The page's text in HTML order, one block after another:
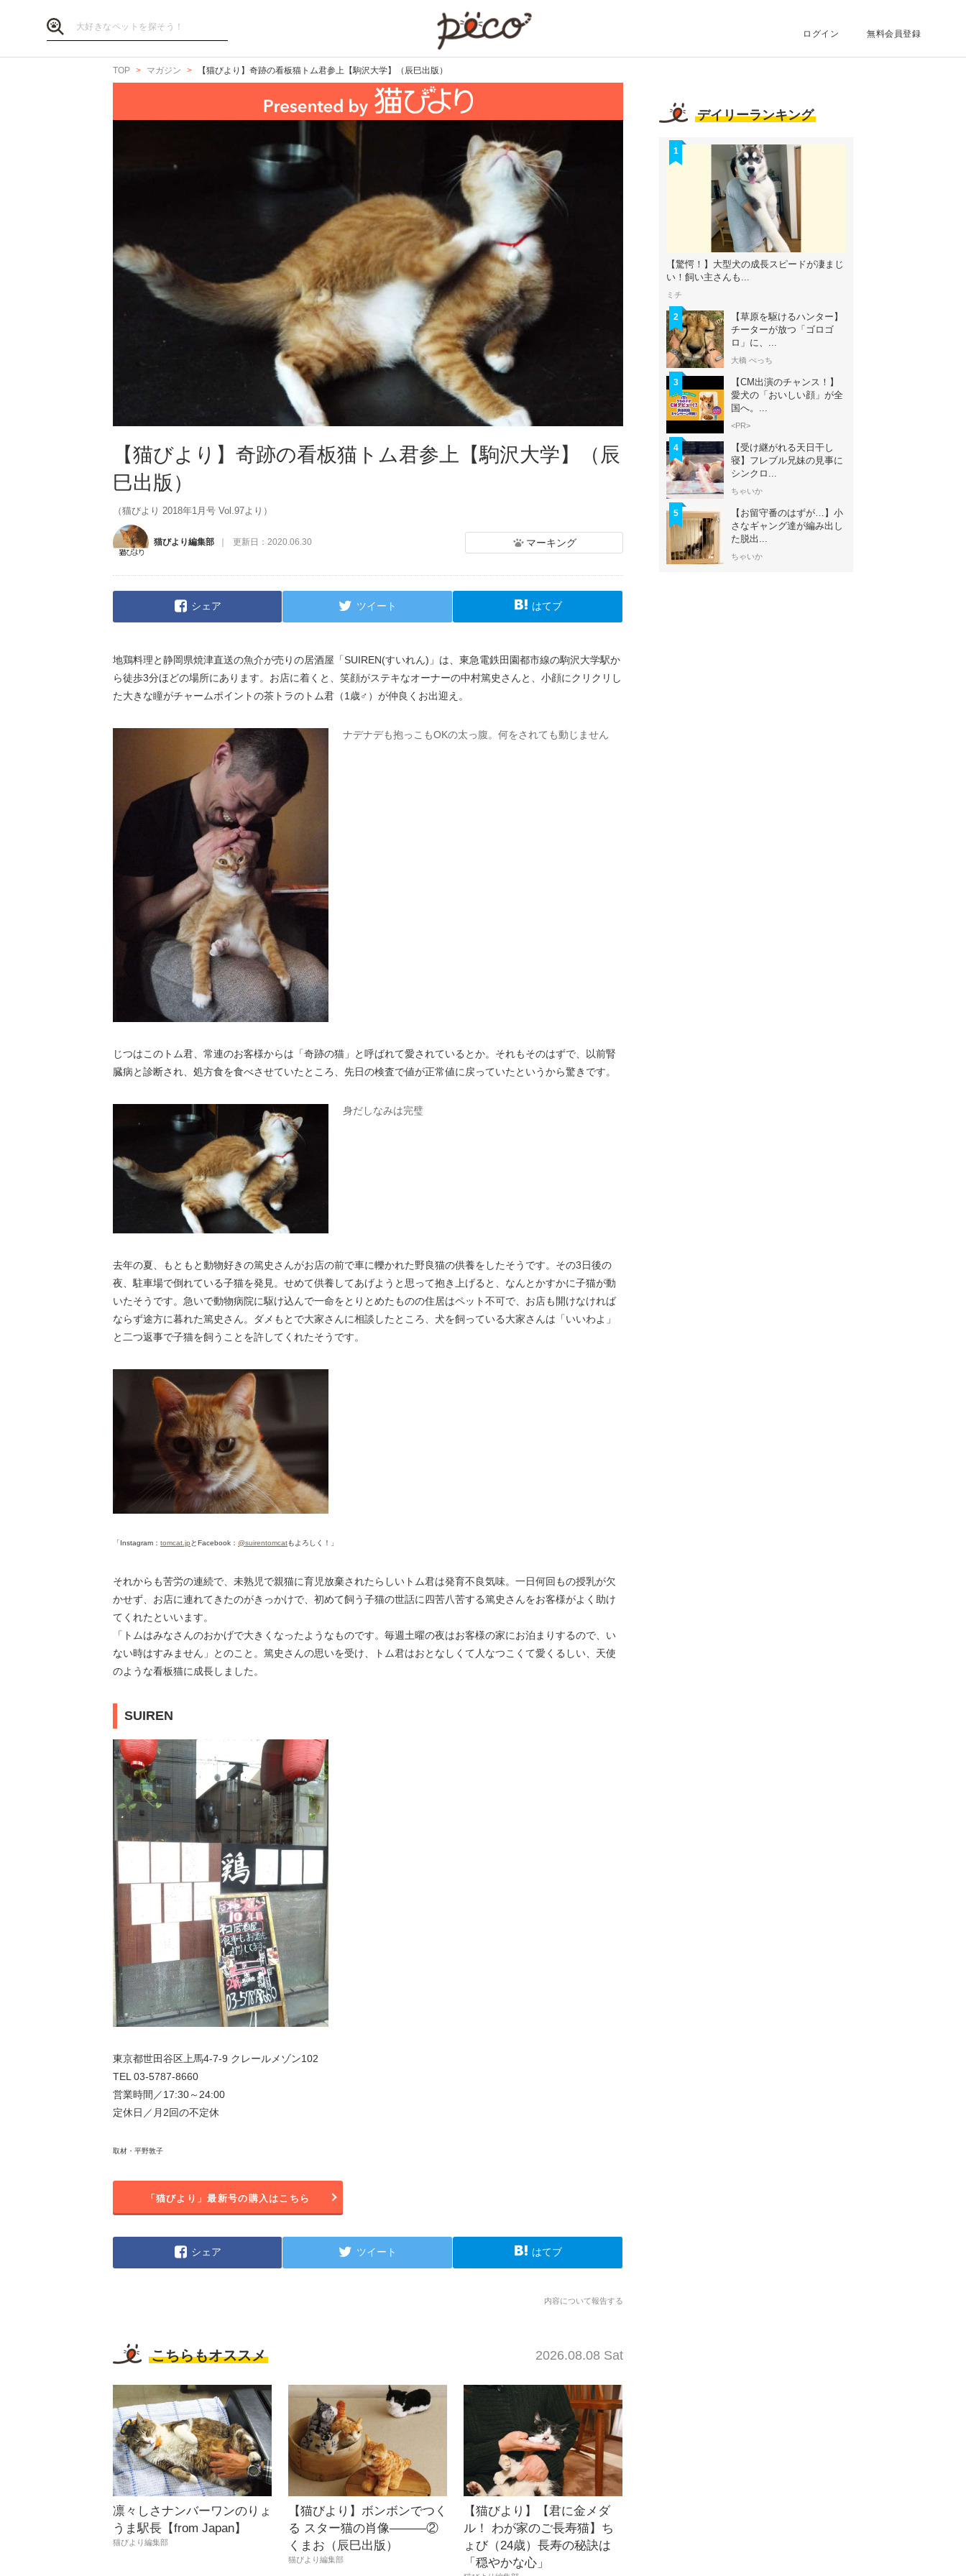
ログイン 無料会員登録
TOP マガジン 【猫びより】奇跡の看板猫トム君参上【駒沢大学】（辰巳出版）
【猫びより】奇跡の看板猫トム君参上【駒沢大学】（辰
巳出版）
（猫びより 2018年1月号 Vol.97より）
猫びより編集部 更新日： 2020.06.30 マーキング
シェア ツイート はてブ
地鶏料理と静岡県焼津直送の魚介が売りの居酒屋「SUIREN(すいれん)」は、東急電鉄田園都市線の駒沢大学駅か
ら徒歩3分ほどの場所にあります。お店に着くと、笑顔がステキなオーナーの中村篤史さんと、小顔にクリクリし
た大きな瞳がチャームポイントの茶トラのトム君（1歳♂）が仲良くお出迎え。
ナデナデも抱っこもOKの太っ腹。何をされても動じません
じつはこのトム君、常連のお客様からは「奇跡の猫」と呼ばれて愛されているとか。それもそのはずで、以前腎
臓病と診断され、処方食を食べさせていたところ、先日の検査で値が正常値に戻っていたというから驚きです。
身だしなみは完璧
去年の夏、もともと動物好きの篤史さんがお店の前で車に轢かれた野良猫の供養をしたそうです。その3日後の
夜、駐車場で倒れている子猫を発見。せめて供養してあげようと思って抱き上げると、なんとかすかに子猫が動
いたそうです。急いで動物病院に駆け込んで一命をとりとめたものの住居はペット不可で、お店も開けなければ
ならず途方に暮れた篤史さん。ダメもとで大家さんに相談したところ、犬を飼っている大家さんは「いいわよ」
と二つ返事で子猫を飼うことを許してくれたそうです。
「Instagram： tomcat.jp とFacebook： @suirentomcatもよろしく！」
それからも苦労の連続で、未熟児で親猫に育児放棄されたらしいトム君は発育不良気味。一日何回もの授乳が欠
かせず、お店に連れてきたのがきっかけで、初めて飼う子猫の世話に四苦八苦する篤史さんをお客様がよく助け
てくれたといいます。
「トムはみなさんのおかげで大きくなったようなものです。毎週土曜の夜はお客様の家にお泊まりするので、い
ない時はすみません」とのこと。篤史さんの思いを受け、トム君はおとなしくて人なつこくて愛くるしい、天使
のような看板猫に成長しました。
SUIREN
東京都世田谷区上馬4-7-9 クレールメゾン102
TEL 03-5787-8660
営業時間／17:30～24:00
定休日／月2回の不定休
取材・平野敦子
「猫びより」最新号の購入はこちら
シェア ツイート はてブ
内容について報告する
こちらもオススメ 2026.08.08 Sat
凛々しさナンバーワンのりょ
うま駅長【from Japan】
猫びより編集部
【猫びより】ボンボンでつく
る スター猫の肖像―――②
くまお（辰巳出版）
猫びより編集部
【猫びより】【君に金メダ
ル！ わが家のご長寿猫】ち
ょび（24歳）長寿の秘訣は
「穏やかな心」
デイリーランキング
1
【驚愕！】大型犬の成長スピードが凄まじ
い！飼い主さんも...
ミチ
2
【草原を駆けるハンター】
チーターが放つ「ゴロゴ
ロ」に、...
大橋 ぺっち
3
【CM出演のチャンス！】
愛犬の「おいしい顔」が全
国へ。...
<PR>
4
【受け継がれる天日干し
寝】フレブル兄妹の見事に
シンクロ...
ちゃいか
5
【お留守番のはずが…】小
さなギャング達が編み出し
た脱出...
ちゃいか